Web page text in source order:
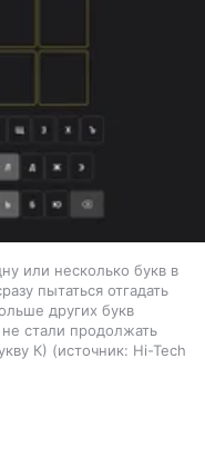
или несколько букв в
пытаться отгадать
других букв
стали продолжать
К)
источник: Hi-Tech